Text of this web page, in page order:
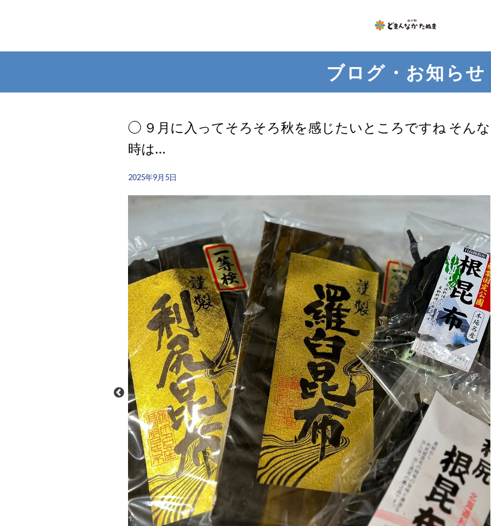
ブログ・お知らせ
◯ ９月に入ってそろそろ秋を感じたいところですね そんな
時は…
2025年9月5日